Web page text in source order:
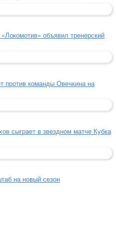
объявил тренерский
против команды Овечкина на
сыграет в звездном матче Кубка
на новый сезон